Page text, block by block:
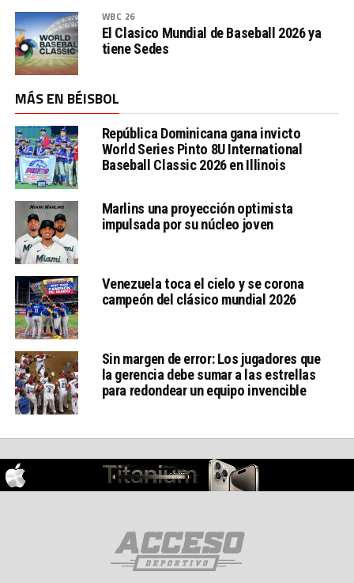
WBC 26
El Clasico Mundial de Baseball 2026 ya
tiene Sedes
MÁS EN BÉISBOL
República Dominicana gana invicto
World Series Pinto 8U International
Baseball Classic 2026 en Illinois
Marlins una proyección optimista
impulsada por su núcleo joven
Venezuela toca el cielo y se corona
campeón del clásico mundial 2026
Sin margen de error: Los jugadores que
la gerencia debe sumar a las estrellas
para redondear un equipo invencible